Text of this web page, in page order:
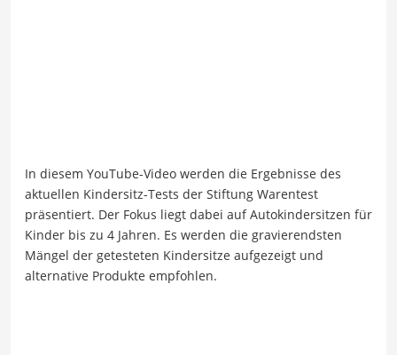
In diesem YouTube-Video werden die Ergebnisse des
aktuellen Kindersitz-Tests der Stiftung Warentest
präsentiert. Der Fokus liegt dabei auf Autokindersitzen für
Kinder bis zu 4 Jahren. Es werden die gravierendsten
Mängel der getesteten Kindersitze aufgezeigt und
alternative Produkte empfohlen.